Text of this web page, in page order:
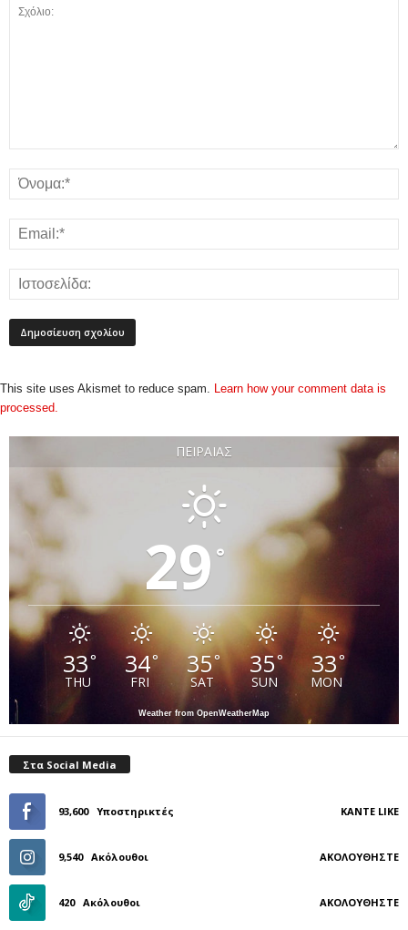
This site uses Akismet to reduce spam.
Learn how your comment data is
processed.
ΠΕΙΡΑΙΆΣ
29 °
33°
THU
34°
FRI
35°
SAT
35°
SUN
33°
MON
Weather from OpenWeatherMap
Στα Social Media
93,600 Υποστηρικτές ΚΆΝΤΕ LIKE
9,540 Ακόλουθοι ΑΚΟΛΟΥΘΉΣΤΕ
420 Ακόλουθοι ΑΚΟΛΟΥΘΉΣΤΕ